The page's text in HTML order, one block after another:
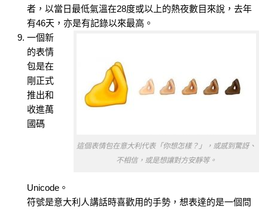
者，以當日最低氣溫在28度或以上的熱夜數目來說，去年
有46天，亦是有記錄以來最高。
這個表情包在意大利代表「你想怎樣？」，或感到驚訝、
不相信，或是想讓對方安靜等。
一個新
的表情
包是在
剛正式
推出和
收進萬
國碼
Unicode。
符號是意大利人講話時喜歡用的手勢，想表達的是一個問